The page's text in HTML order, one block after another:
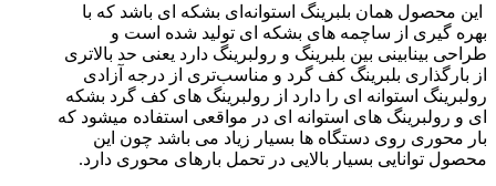
این محصول همان بلبرینگ استوانه‌ای بشکه ای باشد که با
بهره گیری از ساچمه های بشکه ای تولید شده است و
طراحی بینابینی بین بلبرینگ و رولبرینگ دارد یعنی حد بالاتری
از بارگذاری بلبرینگ کف گرد و مناسب‌تری از درجه آزادی
رولبرینگ استوانه ای را دارد از رولبرینگ های کف گرد بشکه
ای و رولبرینگ های استوانه ای در مواقعی استفاده میشود که
بار محوری روی دستگاه ها بسیار زیاد می باشد چون این
محصول توانایی بسیار بالایی در تحمل بارهای محوری دارد.